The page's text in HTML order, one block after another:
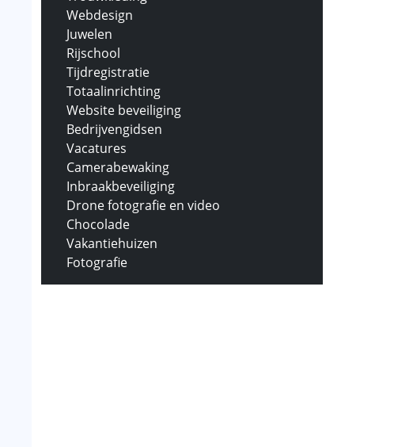
Webdesign
Juwelen
Rijschool
Tijdregistratie
Totaalinrichting
Website beveiliging
Bedrijvengidsen
Vacatures
Camerabewaking
Inbraakbeveiliging
Drone fotografie en video
Chocolade
Vakantiehuizen
Fotografie